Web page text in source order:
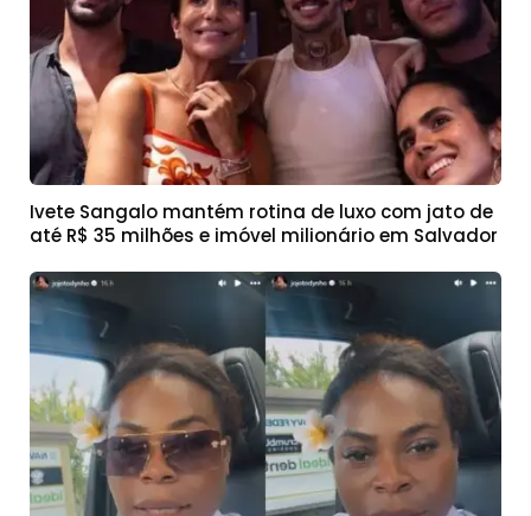
Ivete Sangalo mantém rotina de luxo com jato de
até R$ 35 milhões e imóvel milionário em Salvador